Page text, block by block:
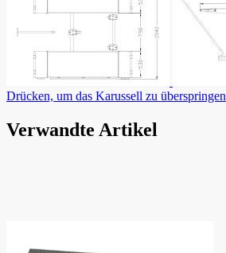
Drücken, um das Karussell zu überspringen
Verwandte Artikel